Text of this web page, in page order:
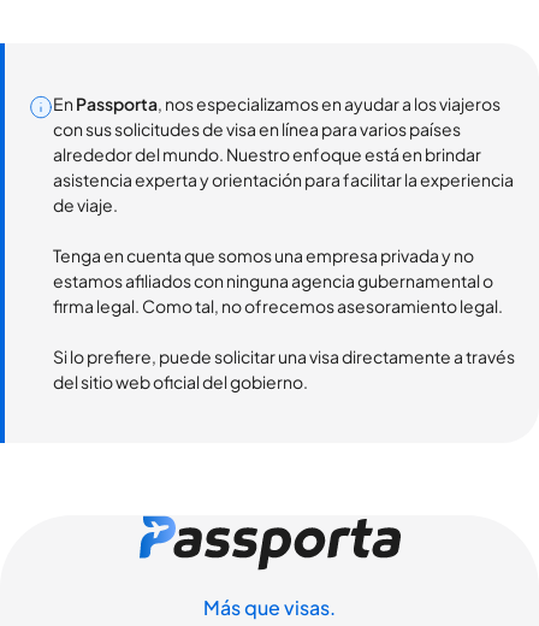
En Passporta, nos especializamos en ayudar a los viajeros
con sus solicitudes de visa en línea para varios países
alrededor del mundo. Nuestro enfoque está en brindar
asistencia experta y orientación para facilitar la experiencia
de viaje.
Tenga en cuenta que somos una empresa privada y no
estamos afiliados con ninguna agencia gubernamental o
firma legal. Como tal, no ofrecemos asesoramiento legal.
Si lo prefiere, puede solicitar una visa directamente a través
del sitio web oficial del gobierno.
Más que visas.